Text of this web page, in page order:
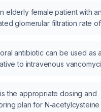
karyotype and
next‑generation
elderly female patient with an
glomerular filtration rate of
antibiotic can be used as
to intravenous
the appropriate dosing and
plan for N‑acetylcysteine